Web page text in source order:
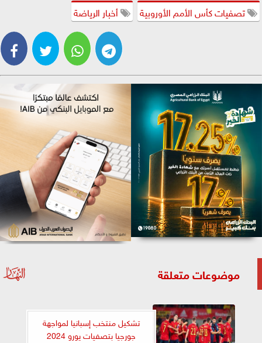
تصفيات كأس الأمم الأوروبية
أخبار الرياضة
موضوعات متعلقة
تشكيل منتخب إسبانيا لمواجهة
جورجيا بتصفيات يورو 2024